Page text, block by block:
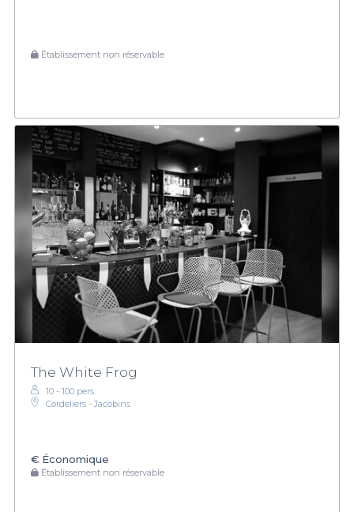
Établissement non réservable
The White Frog
10 - 100 pers.
Cordeliers - Jacobins
€ Économique
Établissement non réservable